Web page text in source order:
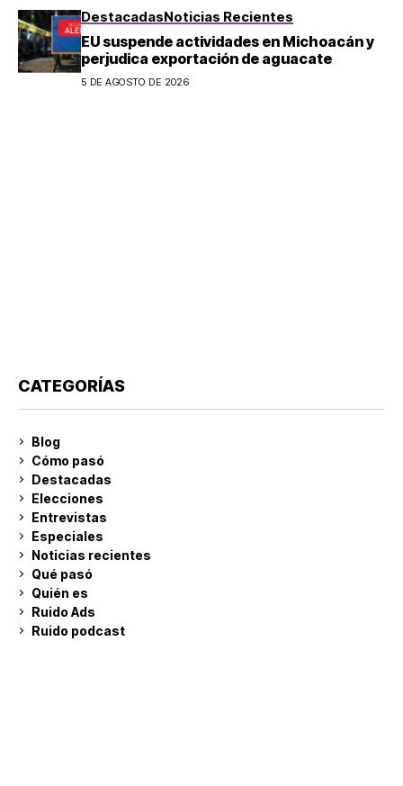
DestacadasNoticias Recientes
EU suspende actividades en Michoacán y
perjudica exportación de aguacate
5 DE AGOSTO DE 2026
CATEGORÍAS
Blog
Cómo pasó
Destacadas
Elecciones
Entrevistas
Especiales
Noticias recientes
Qué pasó
Quién es
Ruido Ads
Ruido podcast